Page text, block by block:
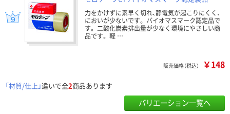
力をかけずに素早く切れ、静電気が起こりにくく、
においが少ないです。 バイオマスマーク認定品で
す。 二酸化炭素排出量が少なく環境にやさしい商
品です。 軽 …
販売価格（税込） ￥148
「材質/仕上」違いで全2商品あります
バリエーション一覧へ